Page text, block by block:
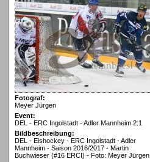
Fotograf:
Meyer Jürgen
Event:
DEL - ERC Ingolstadt - Adler Mannheim 2:1
Bildbeschreibung:
DEL - Eishockey - ERC Ingolstadt - Adler
Mannheim - Saison 2016/2017 - Martin
Buchwieser (#16 ERCI) - Foto: Meyer Jürgen